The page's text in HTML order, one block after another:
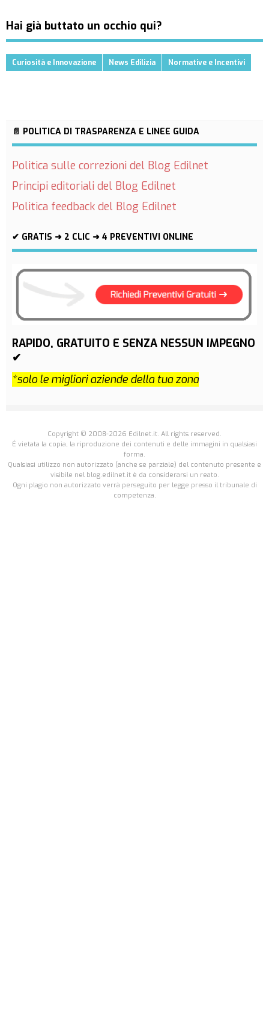
Hai già buttato un occhio qui?
Curiosità e Innovazione News Edilizia Normative e Incentivi
📄 POLITICA DI TRASPARENZA E LINEE GUIDA
Politica sulle correzioni del Blog Edilnet
Principi editoriali del Blog Edilnet
Politica feedback del Blog Edilnet
✔ GRATIS ➜ 2 CLIC ➜ 4 PREVENTIVI ONLINE
RAPIDO, GRATUITO E SENZA NESSUN IMPEGNO
✔
*solo le migliori aziende della tua zona
Copyright © 2008-2026 Edilnet.it. All rights reserved.
É vietata la copia, la riproduzione dei contenuti e delle immagini in qualsiasi
forma.
Qualsiasi utilizzo non autorizzato (anche se parziale) del contenuto presente e
visibile nel blog.edilnet.it è da considerarsi un reato.
Ogni plagio non autorizzato verrà perseguito per legge presso il tribunale di
competenza.